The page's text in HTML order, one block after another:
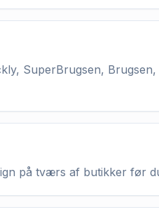
SuperBrugsen,
på tværs af butikker før